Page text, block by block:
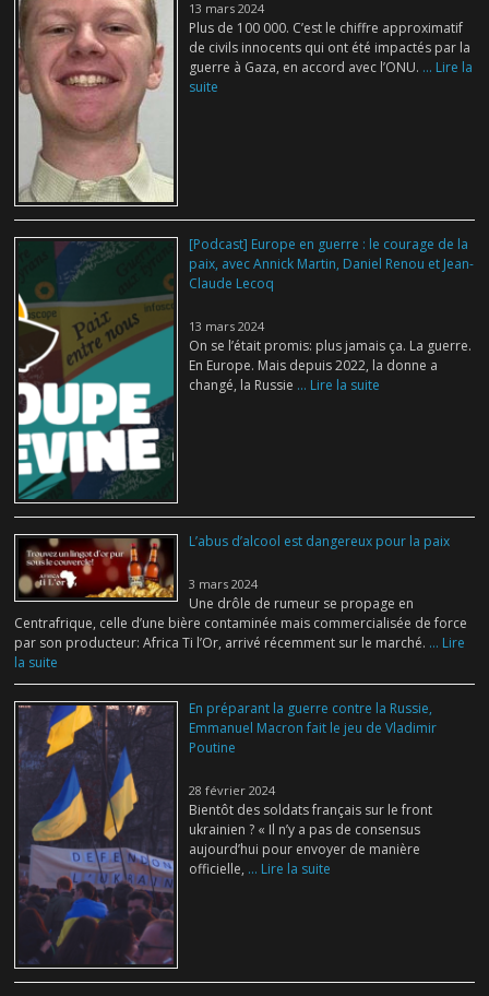
13 mars 2024
Plus de 100 000. C’est le chiffre approximatif
de civils innocents qui ont été impactés par la
guerre à Gaza, en accord avec l’ONU. ... Lire la
suite
[Podcast] Europe en guerre : le courage de la
paix, avec Annick Martin, Daniel Renou et Jean-
Claude Lecoq
13 mars 2024
On se l’était promis: plus jamais ça. La guerre.
En Europe. Mais depuis 2022, la donne a
changé, la Russie ... Lire la suite
L’abus d’alcool est dangereux pour la paix
3 mars 2024
Une drôle de rumeur se propage en
Centrafrique, celle d’une bière contaminée mais commercialisée de force
par son producteur: Africa Ti l’Or, arrivé récemment sur le marché. ... Lire
la suite
En préparant la guerre contre la Russie,
Emmanuel Macron fait le jeu de Vladimir
Poutine
28 février 2024
Bientôt des soldats français sur le front
ukrainien ? « Il n’y a pas de consensus
aujourd’hui pour envoyer de manière
officielle, ... Lire la suite